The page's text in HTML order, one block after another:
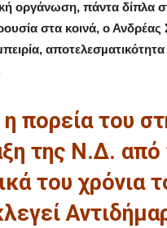
οργάνωση, πάντα δίπλα
στα κοινά, ο Ανδρέας
αποτελεσµατικότητα
πορεία του
της Ν.Δ. από
του χρόνια